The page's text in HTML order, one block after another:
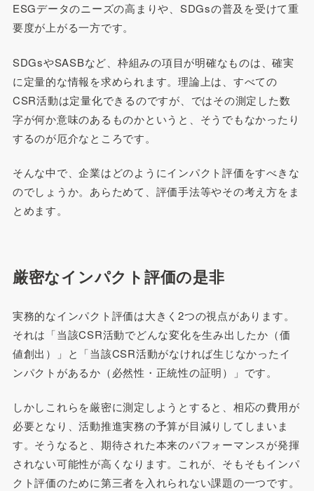
ESGデータのニーズの高まりや、SDGsの普及を受けて重
要度が上がる一方です。
SDGsやSASBなど、枠組みの項目が明確なものは、確実
に定量的な情報を求められます。理論上は、すべての
CSR活動は定量化できるのですが、ではその測定した数
字が何か意味のあるものかというと、そうでもなかったり
するのが厄介なところです。
そんな中で、企業はどのようにインパクト評価をすべきな
のでしょうか。あらためて、評価手法等やその考え方をま
とめます。
厳密なインパクト評価の是非
実務的なインパクト評価は大きく2つの視点があります。
それは「当該CSR活動でどんな変化を生み出したか（価
値創出）」と「当該CSR活動がなければ生じなかったイ
ンパクトがあるか（必然性・正統性の証明）」です。
しかしこれらを厳密に測定しようとすると、相応の費用が
必要となり、活動推進実務の予算が目減りしてしまいま
す。そうなると、期待された本来のパフォーマンスが発揮
されない可能性が高くなります。これが、そもそもインパ
クト評価のために第三者を入れられない課題の一つです。